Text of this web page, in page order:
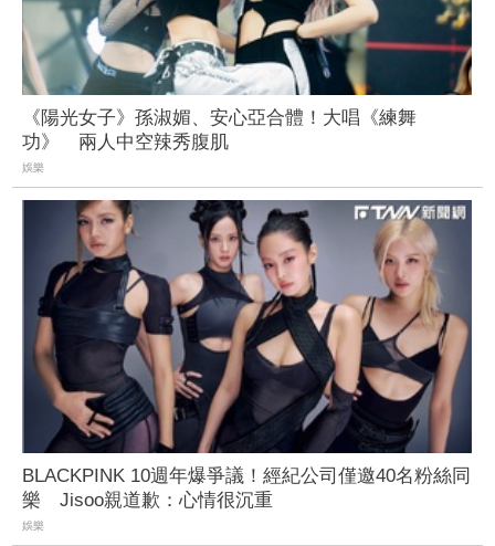
《陽光女子》孫淑媚、安心亞合體！大唱《練舞
功》 兩人中空辣秀腹肌
娛樂
BLACKPINK 10週年爆爭議！經紀公司僅邀40名粉絲同
樂 Jisoo親道歉：心情很沉重
娛樂